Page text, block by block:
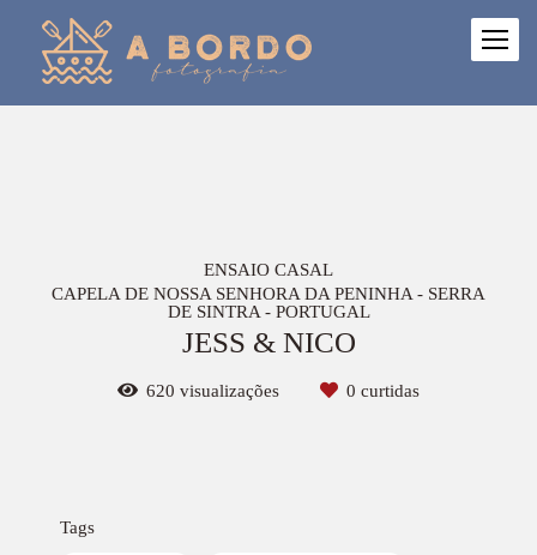
ENSAIO CASAL
CAPELA DE NOSSA SENHORA DA PENINHA - SERRA
DE SINTRA - PORTUGAL
JESS & NICO
620 visualizações 0 curtidas
Tags